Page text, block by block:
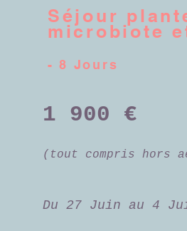
Séjour
microbiote
- 8 Jours
1 900 €
(tout compris hors
Du 27 Juin au 4